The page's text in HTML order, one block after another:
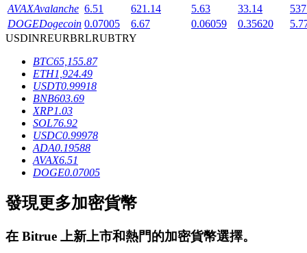
輕鬆獲得多重福利
借貸數字貨幣，及時且安全的服務
AVAXAvalanche 6.51 621.14 5.63 33.14
DOGEDogecoin 0.07005 6.67 0.06059 0.35620
USDINREURBRLRUBTRY
BTC65,155.87
ETH1,924.49
USDT0.99918
BNB603.69
XRP1.03
SOL76.92
USDC0.99978
ADA0.19588
AVAX6.51
DOGE0.07005
發現更多加密貨幣
在 Bitrue 上新上市和熱門的加密貨幣選擇。